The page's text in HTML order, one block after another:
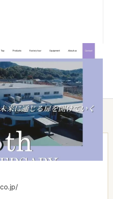
工場の全体像が直感的に分かる
スでコンテンツを演出していま